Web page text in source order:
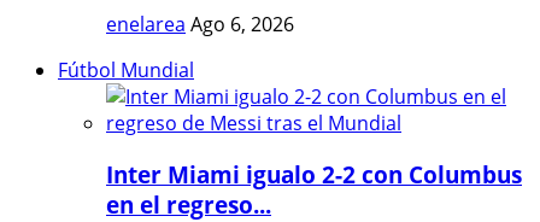
enelarea Ago 6, 2026
Fútbol Mundial
Inter Miami igualo 2-2 con Columbus
en el regreso...